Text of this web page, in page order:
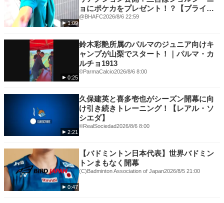
#BehindTheStage #世界陸上
@WATokyo25
1:09
ョにポケカをプレゼント！？【ブライト
ン】
@BHAFC2026/8/6 22:59
0:25
鈴木彩艶所属のパルマのジュニア向けキ
ャンプが山梨でスタート！｜パルマ・カ
ルチョ1913
©️ParmaCalcio2026/8/6 8:00
2:21
久保建英と喜多壱也がシーズン開幕に向
け引き続きトレーニング！【レアル・ソ
シエダ】
©RealSociedad2026/8/6 8:00
0:47
【バドミントン日本代表】世界バドミン
トンまもなく開幕
(C)Badminton Association of Japan2026/8/5 21:00